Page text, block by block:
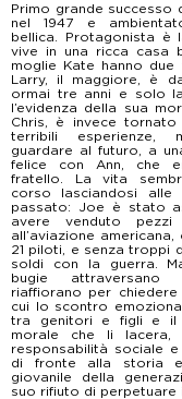
Primo grande successo
nel 1947 e
bellica. Protagonista è
vive in una ricca casa
moglie Kate hanno
Larry, il maggiore, è
ormai tre anni e solo
l’evidenza della sua
Chris, è invece
terribili esperienze,
guardare al futuro, a
felice con Ann, che
fratello. La vita
corso lasciandosi alle
passato: Joe è stato
avere venduto
all’aviazione
21 piloti, e senza troppi
soldi con la guerra.
bugie
riaffiorano per chiedere
cui lo scontro
tra genitori e figli e il
morale che li
responsabilità sociale e
di fronte alla storia
giovanile della
suo rifiuto di perpetuare